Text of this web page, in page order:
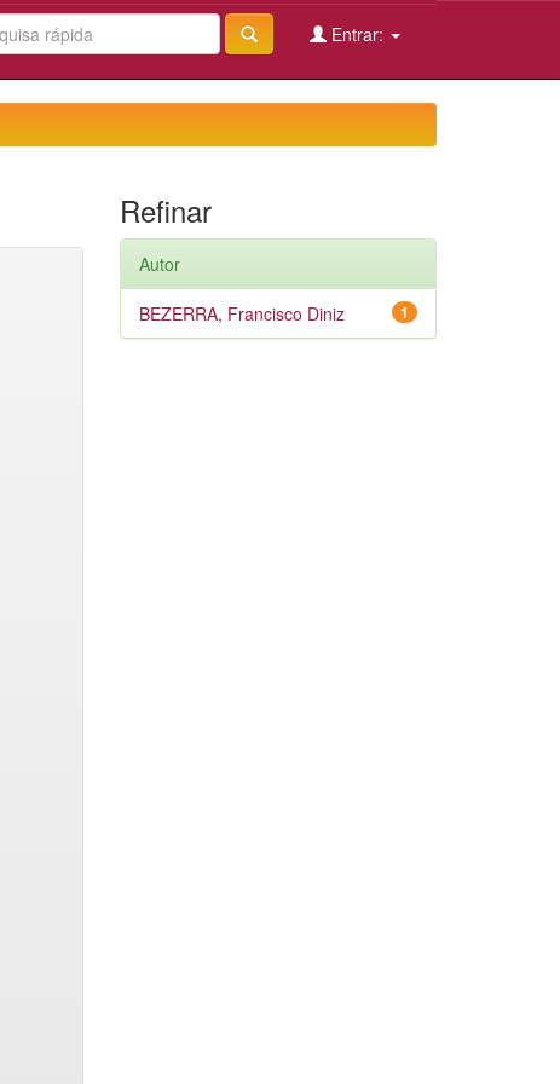
Entrar:
Refinar
Autor
1
BEZERRA, Francisco Diniz